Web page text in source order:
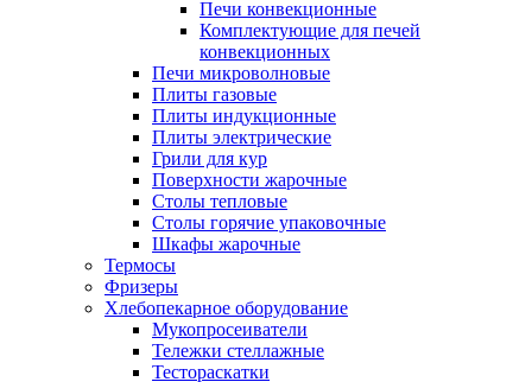
Печи конвекционные
Комплектующие для печей
конвекционных
Печи микроволновые
Плиты газовые
Плиты индукционные
Плиты электрические
Грили для кур
Поверхности жарочные
Столы тепловые
Столы горячие упаковочные
Шкафы жарочные
Термосы
Фризеры
Хлебопекарное оборудование
Мукопросеиватели
Тележки стеллажные
Тестораскатки